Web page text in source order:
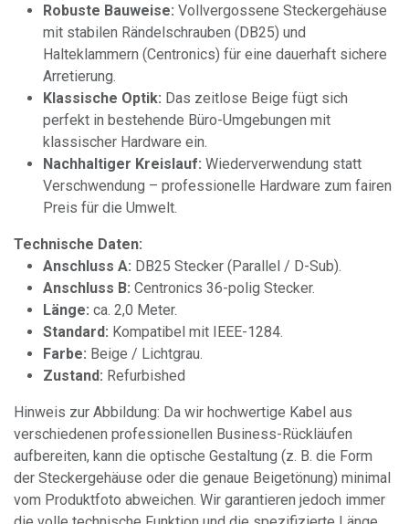
Robuste Bauweise: Vollvergossene Steckergehäuse
mit stabilen Rändelschrauben (DB25) und
Halteklammern (Centronics) für eine dauerhaft sichere
Arretierung.
Klassische Optik: Das zeitlose Beige fügt sich
perfekt in bestehende Büro-Umgebungen mit
klassischer Hardware ein.
Nachhaltiger Kreislauf: Wiederverwendung statt
Verschwendung – professionelle Hardware zum fairen
Preis für die Umwelt.
Technische Daten:
Anschluss A: DB25 Stecker (Parallel / D-Sub).
Anschluss B: Centronics 36-polig Stecker.
Länge: ca. 2,0 Meter.
Standard: Kompatibel mit IEEE-1284.
Farbe: Beige / Lichtgrau.
Zustand: Refurbished
Hinweis zur Abbildung: Da wir hochwertige Kabel aus
verschiedenen professionellen Business-Rückläufen
aufbereiten, kann die optische Gestaltung (z. B. die Form
der Steckergehäuse oder die genaue Beigetönung) minimal
vom Produktfoto abweichen. Wir garantieren jedoch immer